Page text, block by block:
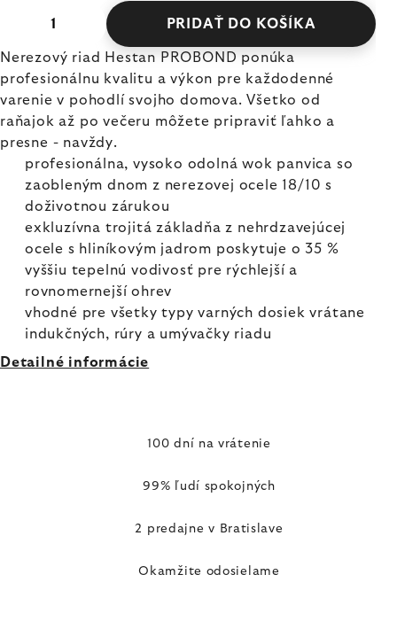
PRIDAŤ DO KOŠÍKA
Nerezový riad Hestan PROBOND ponúka
profesionálnu kvalitu a výkon pre každodenné
varenie v pohodlí svojho domova. Všetko od
raňajok až po večeru môžete pripraviť ľahko a
presne - navždy.
profesionálna, vysoko odolná wok panvica so
zaobleným dnom z nerezovej ocele 18/10 s
doživotnou zárukou
exkluzívna trojitá základňa z nehrdzavejúcej
ocele s hliníkovým jadrom poskytuje o 35 %
vyššiu tepelnú vodivosť pre rýchlejší a
rovnomernejší ohrev
vhodné pre všetky typy varných dosiek vrátane
indukčných, rúry a umývačky riadu
Detailné informácie
100 dní na vrátenie
99% ľudí spokojných
2 predajne v Bratislave
Okamžite odosielame